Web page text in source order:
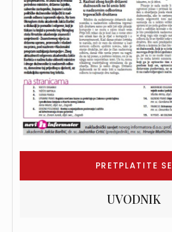
PRETPLATITE SE
UVODNIK